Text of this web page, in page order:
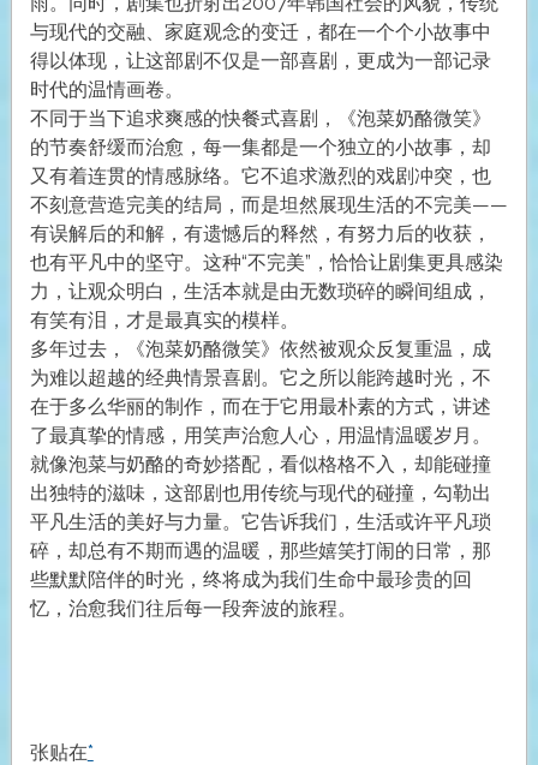
与现代的交融、家庭观念的变迁，都在一个个小故事中
得以体现，让这部剧不仅是一部喜剧，更成为一部记录
时代的温情画卷。
不同于当下追求爽感的快餐式喜剧，《泡菜奶酪微笑》
的节奏舒缓而治愈，每一集都是一个独立的小故事，却
又有着连贯的情感脉络。它不追求激烈的戏剧冲突，也
不刻意营造完美的结局，而是坦然展现生活的不完美——
有误解后的和解，有遗憾后的释然，有努力后的收获，
也有平凡中的坚守。这种“不完美”，恰恰让剧集更具感染
力，让观众明白，生活本就是由无数琐碎的瞬间组成，
有笑有泪，才是最真实的模样。
多年过去，《泡菜奶酪微笑》依然被观众反复重温，成
为难以超越的经典情景喜剧。它之所以能跨越时光，不
在于多么华丽的制作，而在于它用最朴素的方式，讲述
了最真挚的情感，用笑声治愈人心，用温情温暖岁月。
就像泡菜与奶酪的奇妙搭配，看似格格不入，却能碰撞
出独特的滋味，这部剧也用传统与现代的碰撞，勾勒出
平凡生活的美好与力量。它告诉我们，生活或许平凡琐
碎，却总有不期而遇的温暖，那些嬉笑打闹的日常，那
些默默陪伴的时光，终将成为我们生命中最珍贵的回
忆，治愈我们往后每一段奔波的旅程。
张贴在*